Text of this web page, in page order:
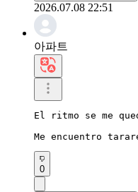
2026.07.08 22:51
아파트
El ritmo se me
Me encuentro
0